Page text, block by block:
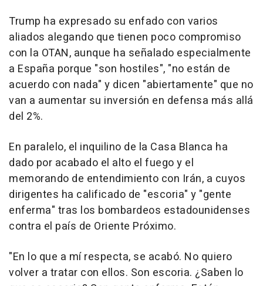
Trump ha expresado su enfado con varios
aliados alegando que tienen poco compromiso
con la OTAN, aunque ha señalado especialmente
a España porque "son hostiles", "no están de
acuerdo con nada" y dicen "abiertamente" que no
van a aumentar su inversión en defensa más allá
del 2%.
En paralelo, el inquilino de la Casa Blanca ha
dado por acabado el alto el fuego y el
memorando de entendimiento con Irán, a cuyos
dirigentes ha calificado de "escoria" y "gente
enferma" tras los bombardeos estadounidenses
contra el país de Oriente Próximo.
"En lo que a mí respecta, se acabó. No quiero
volver a tratar con ellos. Son escoria. ¿Saben lo